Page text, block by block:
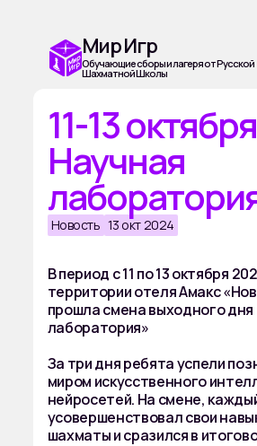
Мир Игр
Обучающие сборы и лагеря от Русской
Шахматной Школы
11-13 октября
Научная
Новость 13 окт 2024
В период с 11 по 13 октября
территории отеля Амакс
прошла смена выходного дня
лаборатория»
За три дня ребята успели
миром искусственного
нейросетей. На смене,
усовершенствовал свои
шахматы и сразился в